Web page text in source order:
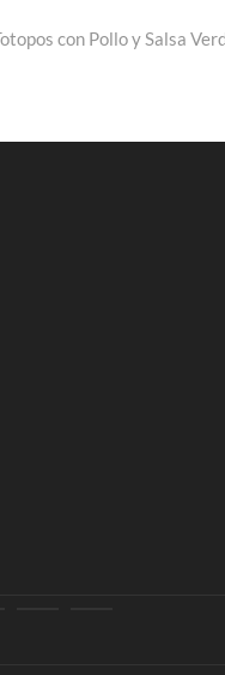
con Pollo y Salsa